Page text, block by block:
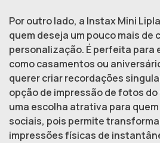
Por outro lado, a Instax Mini
quem deseja um pouco mais de
personalização. É perfeita para
como casamentos ou
querer criar recordações
opção de impressão de fotos
uma escolha atrativa para
sociais, pois permite
impressões físicas de